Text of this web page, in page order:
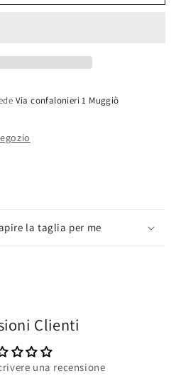
Via confalonieri 1 Muggiò
la taglia per me
Clienti
una recensione